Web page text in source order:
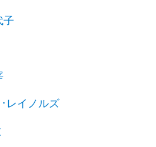
子
レイノルズ